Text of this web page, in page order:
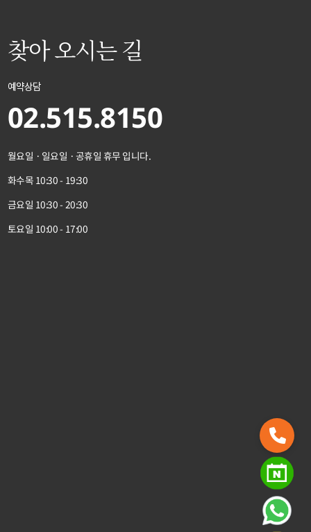
찾아 오시는 길
예약상담
02.515.8150
월요일 · 일요일 · 공휴일 휴무 입니다.
화수목 10:30 - 19:30
금요일 10:30 - 20:30
토요일 10:00 - 17:00